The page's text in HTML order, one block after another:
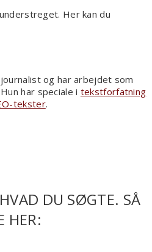
Her kan du
og har arbejdet som
har speciale i tekstforfatning
tekster.
DU SØGTE. SÅ
HER: